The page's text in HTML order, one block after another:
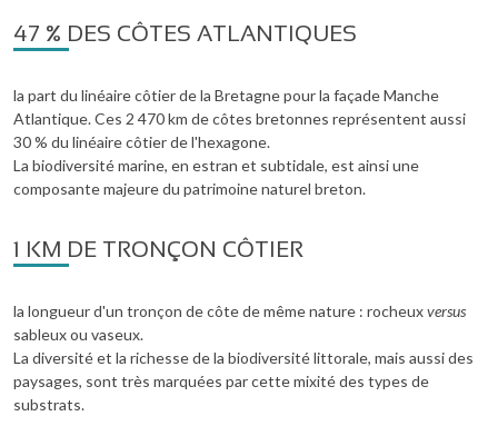
47 % DES CÔTES ATLANTIQUES
la part du linéaire côtier de la Bretagne pour la façade Manche
Atlantique. Ces 2 470 km de côtes bretonnes représentent aussi
30 % du linéaire côtier de l'hexagone.
La biodiversité marine, en estran et subtidale, est ainsi une
composante majeure du patrimoine naturel breton.
1 KM DE TRONÇON CÔTIER
la longueur d'un tronçon de côte de même nature : rocheuxversus
sableux ou vaseux.
La diversité et la richesse de la biodiversité littorale, mais aussi des
paysages, sont très marquées par cette mixité des types de
substrats.